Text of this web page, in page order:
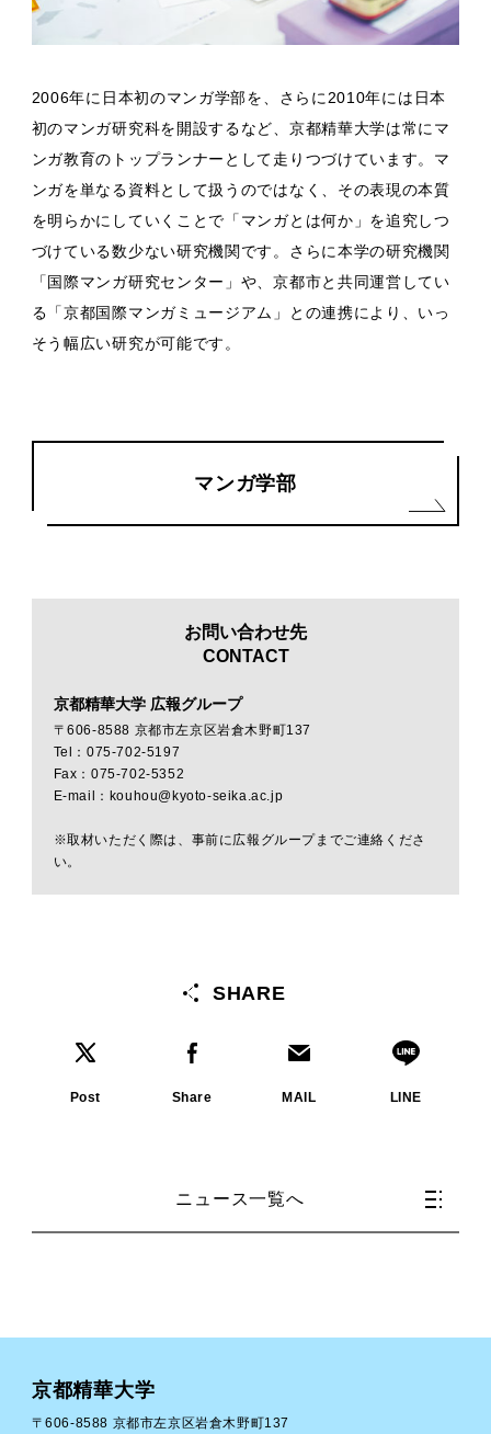
2006年に日本初のマンガ学部を、さらに2010年には日本
初のマンガ研究科を開設するなど、京都精華大学は常にマ
ンガ教育のトップランナーとして走りつづけています。マ
ンガを単なる資料として扱うのではなく、その表現の本質
を明らかにしていくことで「マンガとは何か」を追究しつ
づけている数少ない研究機関です。さらに本学の研究機関
「国際マンガ研究センター」や、京都市と共同運営してい
る「京都国際マンガミュージアム」との連携により、いっ
そう幅広い研究が可能です。
マンガ学部
お問い合わせ先
CONTACT
京都精華大学 広報グループ
〒606-8588 京都市左京区岩倉木野町137
Tel：075-702-5197
Fax：075-702-5352
E-mail：kouhou@kyoto-seika.ac.jp
※取材いただく際は、事前に広報グループまでご連絡くださ
い。
SHARE
Post Share MAIL LINE
ニュース一覧へ
京都精華大学
〒606-8588 京都市左京区岩倉木野町137